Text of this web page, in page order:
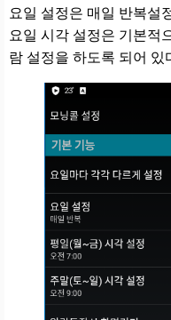
요일 설정은 매일 반복설
요일 시각 설정은 기본적
람 설정을 하도록 되어 있